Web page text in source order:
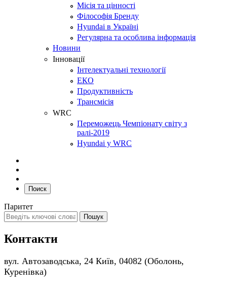
Місія та цінності
Філософія Бренду
Hyundai в Україні
Регулярна та особлива інформація
Новини
Інновації
Інтелектуальні технології
ЕКО
Продуктивність
Трансмісія
WRC
Переможець Чемпіонату світу з
ралі-2019
Hyundai у WRC
Поиск
Паритет
Контакти
вул. Автозаводська, 24 Київ, 04082 (Оболонь,
Куренівка)